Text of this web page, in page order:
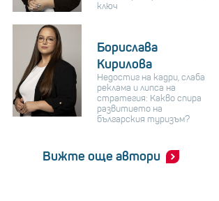
ключ
Борислава
Кирилова
Недостиг на кадри, слаба
реклама и липса на
стратегия: Какво спира
развитието на
българския туризъм?
Вижте още автори